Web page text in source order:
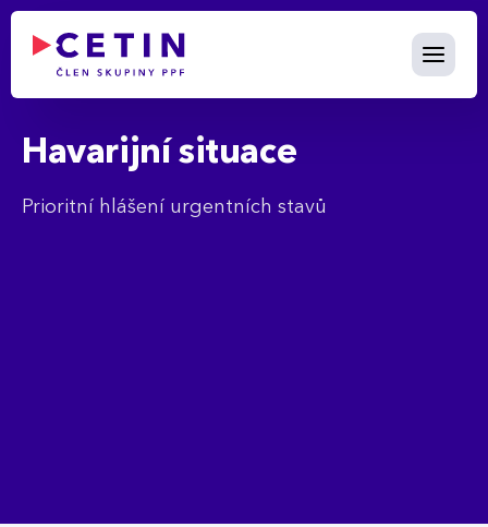
Skip to Main Content
Havarijní situace - cetin.cz
Havarijní situace
Prioritní hlášení urgentních stavů